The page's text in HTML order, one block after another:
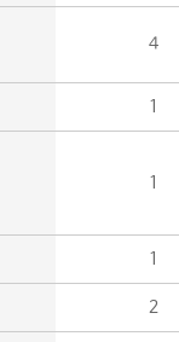
4
1
1
1
2